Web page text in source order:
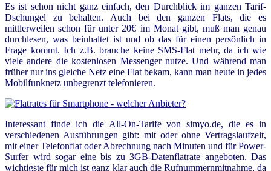
Es ist schon nicht ganz einfach, den Durchblick im ganzen Tarif-
Dschungel zu behalten. Auch bei den ganzen Flats, die es
mittlerweilen schon für unter 20€ im Monat gibt, muß man genau
durchlesen, was beinhaltet ist und ob das für einen persönlich in
Frage kommt. Ich z.B. brauche keine SMS-Flat mehr, da ich wie
viele andere die kostenlosen Messenger nutze. Und während man
früher nur ins gleiche Netz eine Flat bekam, kann man heute in jedes
Mobilfunknetz unbegrenzt telefonieren.
Interessant finde ich die All-On-Tarife vonsimyo.de, die es in
verschiedenen Ausführungen gibt: mit oder ohne Vertragslaufzeit,
mit einer Telefonflat oder Abrechnung nach Minuten und für Power-
Surfer wird sogar eine bis zu 3GB-Datenflatrate angeboten. Das
wichtigste für mich ist ganz klar auch die Rufnummernmitnahme, da